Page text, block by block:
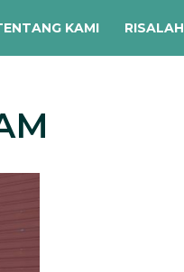
KAMI RISALAH